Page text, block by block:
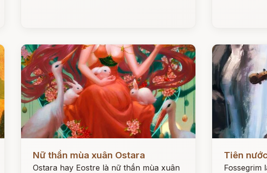
Nữ thần mùa xuân Ostara
Ostara hay Eostre là nữ thần mùa xuân
Tiên
Fossegrim